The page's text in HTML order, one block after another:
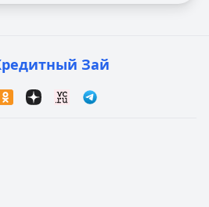
Зай